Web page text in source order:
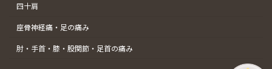
四十肩
座骨神経痛・足の痛み
肘・手首・膝・股関節・足首の痛み